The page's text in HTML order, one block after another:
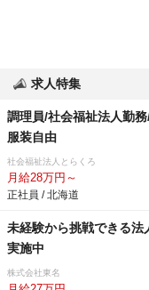
求人特集
調理員/社会福祉法人勤
服装自由
社会福祉法人とらくろ
月給28万円～
正社員 / 北海道
未経験から挑戦できる法
実施中
株式会社東名